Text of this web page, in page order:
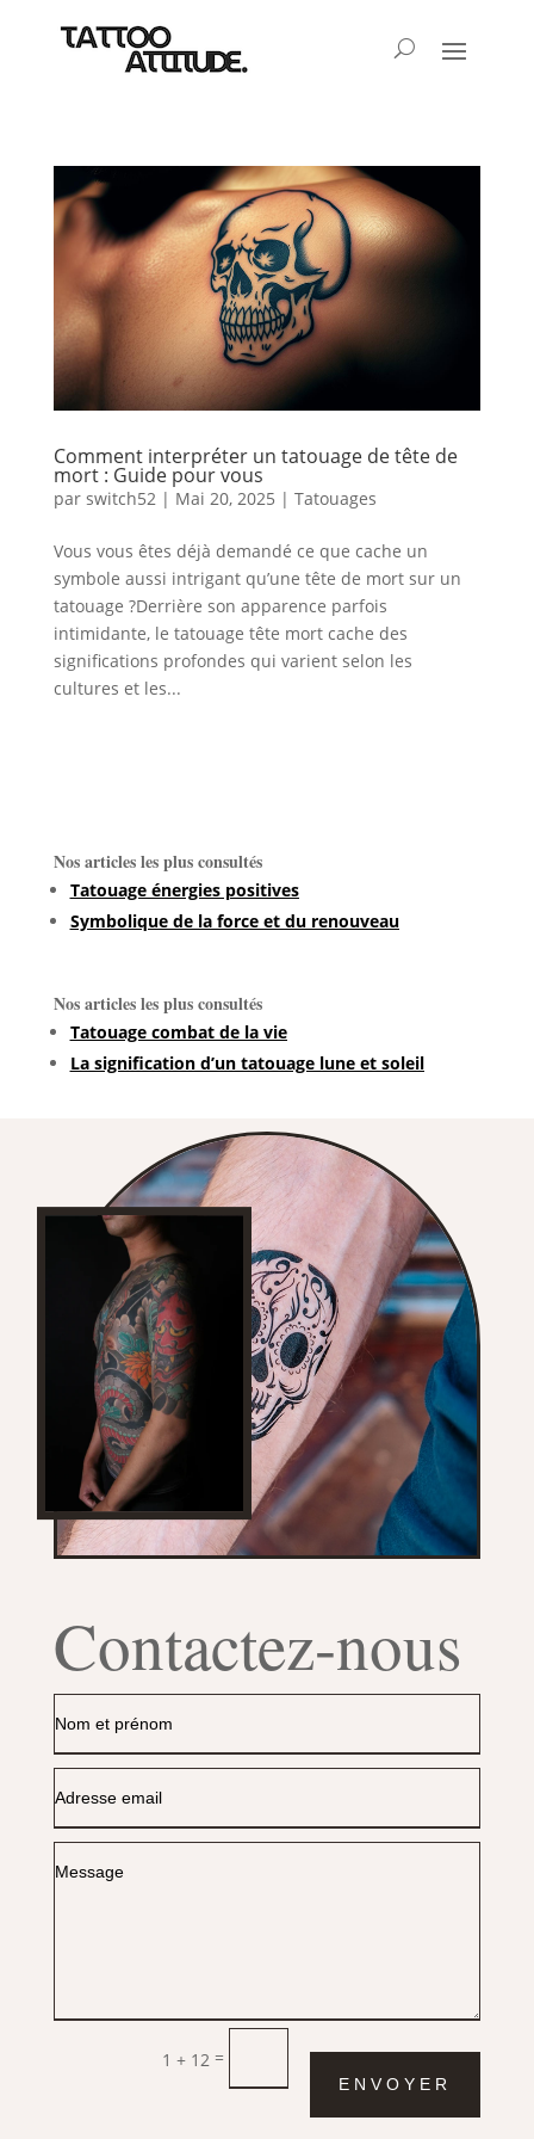
Comment interpréter un tatouage de tête de
mort : Guide pour vous
par switch52 | Mai 20, 2025 | Tatouages
Vous vous êtes déjà demandé ce que cache un
symbole aussi intrigant qu’une tête de mort sur un
tatouage ?Derrière son apparence parfois
intimidante, le tatouage tête mort cache des
significations profondes qui varient selon les
cultures et les...
Nos articles les plus consultés
Tatouage énergies positives
Symbolique de la force et du renouveau
Nos articles les plus consultés
Tatouage combat de la vie
La signification d’un tatouage lune et soleil
Contactez-nous
1 + 12 =
ENVOYER